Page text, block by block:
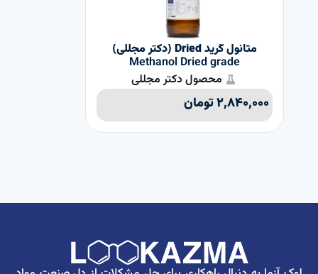
متانول گرید Dried (دکتر مجللی)
Methanol Dried grade
محصول دکتر مجللی
۲,۸۴۰,۰۰۰تومان